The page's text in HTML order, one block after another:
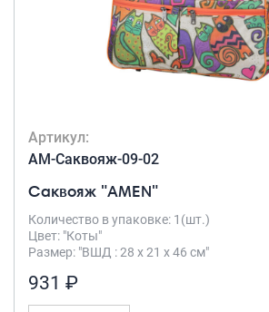
Артикул:
AM-Саквояж-09-02
Саквояж "AMEN"
Количество в упаковке: 1(шт.)
Цвет: "Коты"
Размер: "ВШД : 28 х 21 х 46 см"
931 ₽